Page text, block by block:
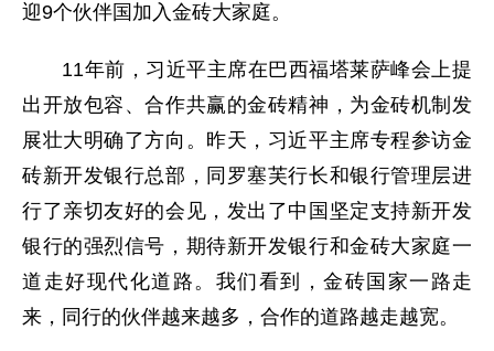
迎9个伙伴国加入金砖大家庭。
11年前，习近平主席在巴西福塔莱萨峰会上提
出开放包容、合作共赢的金砖精神，为金砖机制发
展壮大明确了方向。昨天，习近平主席专程参访金
砖新开发银行总部，同罗塞芙行长和银行管理层进
行了亲切友好的会见，发出了中国坚定支持新开发
银行的强烈信号，期待新开发银行和金砖大家庭一
道走好现代化道路。我们看到，金砖国家一路走
来，同行的伙伴越来越多，合作的道路越走越宽。